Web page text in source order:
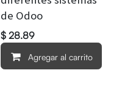
de Odoo
$ 28.89
Agregar al carrito